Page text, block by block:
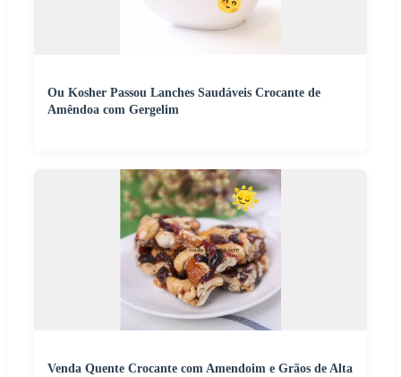
Ou Kosher Passou Lanches Saudáveis Crocante de
Amêndoa com Gergelim
Venda Quente Crocante com Amendoim e Grãos de Alta